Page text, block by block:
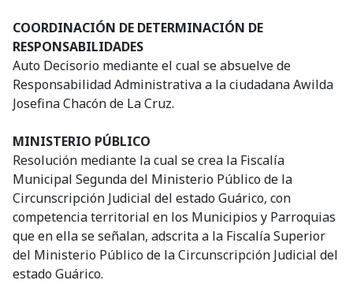
COORDINACIÓN DE DETERMINACIÓN DE
RESPONSABILIDADES
Auto Decisorio mediante el cual se absuelve de
Responsabilidad Administrativa a la ciudadana Awilda
Josefina Chacón de La Cruz.
MINISTERIO PÚBLICO
Resolución mediante la cual se crea la Fiscalía
Municipal Segunda del Ministerio Público de la
Circunscripción Judicial del estado Guárico, con
competencia territorial en los Municipios y Parroquias
que en ella se señalan, adscrita a la Fiscalía Superior
del Ministerio Público de la Circunscripción Judicial del
estado Guárico.